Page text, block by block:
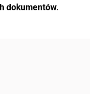
dokumentów.